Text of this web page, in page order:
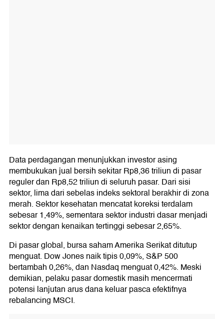
Data perdagangan menunjukkan investor asing
membukukan jual bersih sekitar Rp8,36 triliun di pasar
reguler dan Rp8,52 triliun di seluruh pasar. Dari sisi
sektor, lima dari sebelas indeks sektoral berakhir di zona
merah. Sektor kesehatan mencatat koreksi terdalam
sebesar 1,49%, sementara sektor industri dasar menjadi
sektor dengan kenaikan tertinggi sebesar 2,65%.
Di pasar global, bursa saham Amerika Serikat ditutup
menguat. Dow Jones naik tipis 0,09%, S&P 500
bertambah 0,26%, dan Nasdaq menguat 0,42%. Meski
demikian, pelaku pasar domestik masih mencermati
potensi lanjutan arus dana keluar pasca efektifnya
rebalancing MSCI.